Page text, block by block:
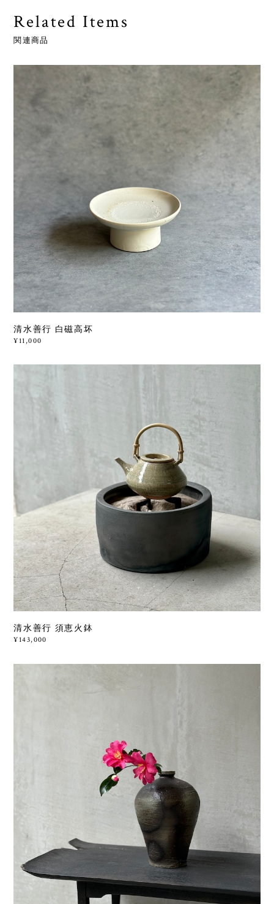
Related Items
関連商品
清水善行 白磁高坏
¥11,000
清水善行 須恵火鉢
¥143,000